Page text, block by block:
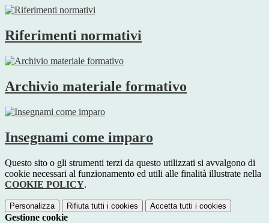
Riferimenti normativi
Archivio materiale formativo
Insegnami come imparo
Questo sito o gli strumenti terzi da questo utilizzati si avvalgono di
cookie necessari al funzionamento ed utili alle finalità illustrate nella
COOKIE POLICY.
Personalizza Rifiuta tutti i cookies Accetta tutti i cookies
Gestione cookie